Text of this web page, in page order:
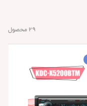
29 محصول